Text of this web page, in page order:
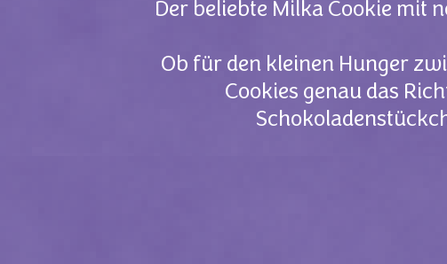
Der beliebte Milka Cookie mit
Ob für den kleinen Hunger
Cookies genau das